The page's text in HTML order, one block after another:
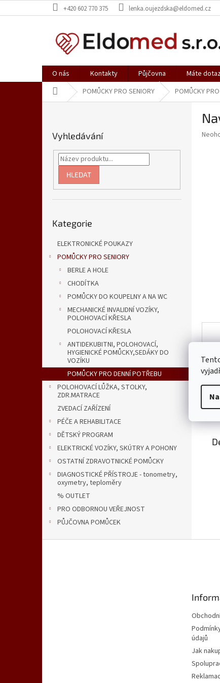
na
+420 602 770 375 lenka.oujezdska@eldomed.cz
O nás Kontakty Půjčovna Máte
Domů POMŮCKY PRO SENIORY POMŮCKY
Vyhledávání
HLEDAT
kategorie
Kategorie
ELEKTRONICKÉ POUKAZY
POMŮCKY PRO SENIORY
BERLE A HOLE
CHODÍTKA
POMŮCKY DO KOUPELNY A NA WC
MECHANICKÉ INVALIDNÍ VOZÍKY,
POLOHOVACÍ KŘESLA
POLOHOVACÍ KŘESLA
ANTIDEKUBITNI, POLOHOVACÍ,
HYGIENICKÉ POMŮCKY,SEDÁKY DO
VOZÍKU
POMŮCKY PRO DENNÍ POTŘEBU
POLOHOVACÍ LŮŽKA, STOLKY,
ZDR.MATRACE
ZVEDACÍ ZAŘÍZENÍ
PÉČE A REHABILITACE
DĚTSKÝ PROGRAM
ELEKTRICKÉ VOZÍKY, SKÚTRY A POHONY
OSTATNÍ ZDRAVOTNICKÉ POMŮCKY
DIAGNOSTICKÉ PŘÍSTROJE - tonometry,
oxymetry, teploměry
% OUTLET
PRO ODBORNOU VEŘEJNOST
PŮJČOVNA POMŮCEK
údajů
Jak